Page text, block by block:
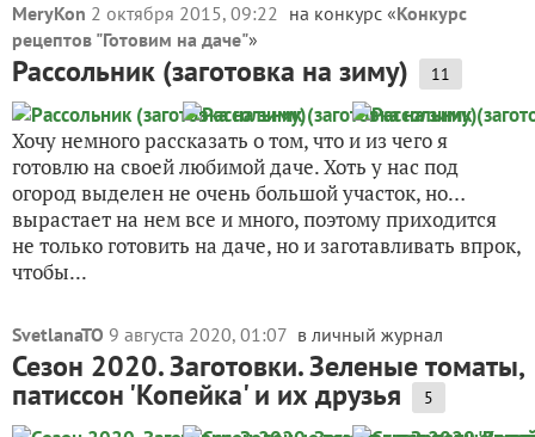
MeryKon 2 октября 2015, 09:22 на конкурс «Конкурс
рецептов "Готовим на даче"»
Рассольник (заготовка на зиму) 11
Хочу немного рассказать о том, что и из чего я
готовлю на своей любимой даче. Хоть у нас под
огород выделен не очень большой участок, но…
вырастает на нем все и много, поэтому приходится
не только готовить на даче, но и заготавливать впрок,
чтобы...
SvetlanaTO 9 августа 2020, 01:07 в личный журнал
Сезон 2020. Заготовки. Зеленые томаты,
патиссон 'Копейка' и их друзья 5